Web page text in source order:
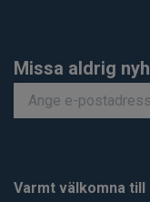
Missa aldrig
Varmt välkomna till